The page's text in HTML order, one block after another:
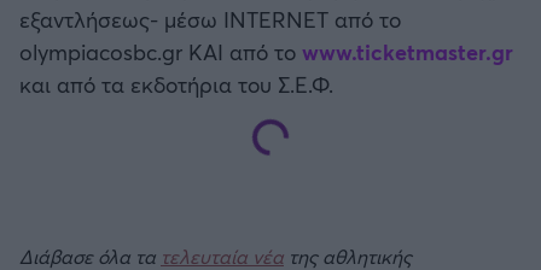
Καλαμάτα
Ρεάλ Μαδρίτης
εξαντλήσεως- μέσω INTERNET από το
olympiacosbc.gr ΚΑΙ από το www.ticketmaster.gr
και από τα εκδοτήρια του Σ.Ε.Φ.
Διάβασε όλα τα τελευταία νέα της αθλητικής